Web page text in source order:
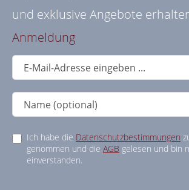
und exklusive Angebote
Anmeldung
Ich habe die Datenschutzbestimmungen
genommen und die AGB gelesen und bin
einverstanden.